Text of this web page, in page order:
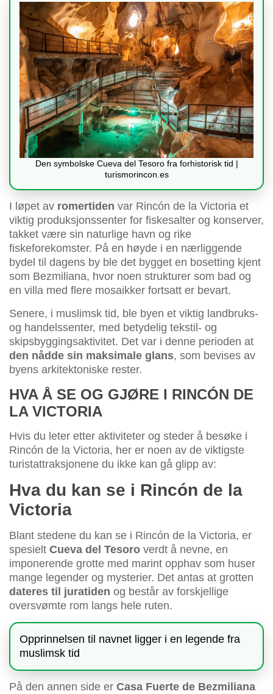
Den symbolske Cueva del Tesoro fra forhistorisk tid |
turismorincon.es
I løpet av romertiden var Rincón de la Victoria et
viktig produksjonssenter for fiskesalter og konserver,
takket være sin naturlige havn og rike
fiskeforekomster. På en høyde i en nærliggende
bydel til dagens by ble det bygget en bosetting kjent
som Bezmiliana, hvor noen strukturer som bad og
en villa med flere mosaikker fortsatt er bevart.
Senere, i muslimsk tid, ble byen et viktig landbruks-
og handelssenter, med betydelig tekstil- og
skipsbyggingsaktivitet. Det var i denne perioden at
den nådde sin maksimale glans, som bevises av
byens arkitektoniske rester.
HVA Å SE OG GJØRE I RINCÓN DE
LA VICTORIA
Hvis du leter etter aktiviteter og steder å besøke i
Rincón de la Victoria, her er noen av de viktigste
turistattraksjonene du ikke kan gå glipp av:
Hva du kan se i Rincón de la
Victoria
Blant stedene du kan se i Rincón de la Victoria, er
spesielt Cueva del Tesoro verdt å nevne, en
imponerende grotte med marint opphav som huser
mange legender og mysterier. Det antas at grotten
dateres til juratiden og består av forskjellige
oversvømte rom langs hele ruten.
Opprinnelsen til navnet ligger i en legende fra
muslimsk tid
På den annen side er Casa Fuerte de Bezmiliana